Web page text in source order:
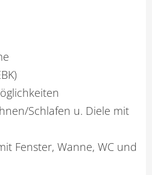
Schlafen u. Diele mit
Fenster, Wanne, WC und